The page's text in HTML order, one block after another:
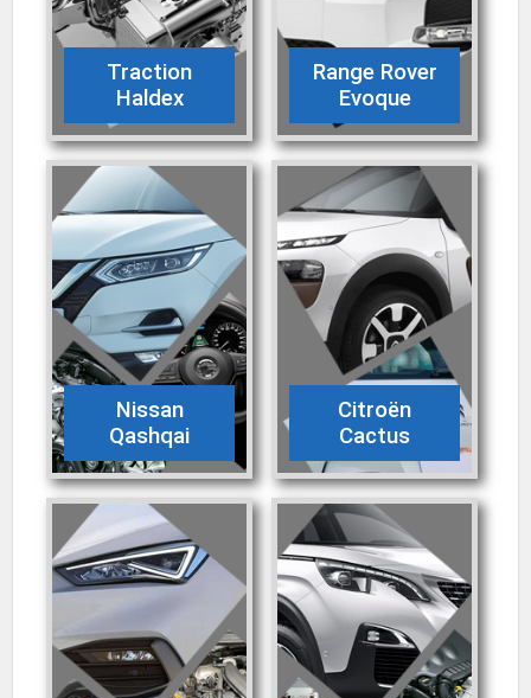
Traction
Haldex
Range Rover
Evoque
Nissan
Qashqai
Citroën
Cactus